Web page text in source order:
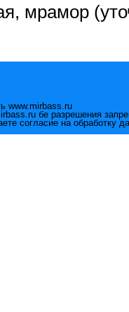
мрамор
www.mirbass.ru
бе разрешения
согласие на обработку